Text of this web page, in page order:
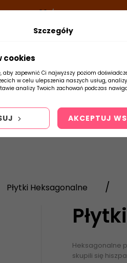
NEWLOOK26/TUBADZIN- DODAJ
Płytki
Płytki Heksagonalne
Heksagonalne
skupili się
Szczegóły
cookies
aby zapewnić Ci najwyższy poziom
w celu ulepszenia naszych usług,
analizy Twoich zachowań podczas
AKCEPTUJ